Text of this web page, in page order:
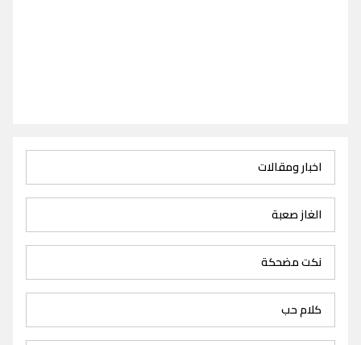
اخبار ومقالات
الغاز صعبة
نكت مضحكة
كلام حب